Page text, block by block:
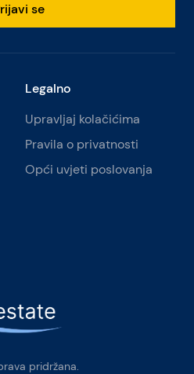
se
Legalno
Upravljaj kolačićima
Pravila o privatnosti
Opći uvjeti poslovanja
pridržana.